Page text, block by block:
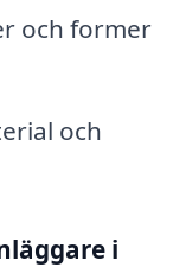
och former
och
i